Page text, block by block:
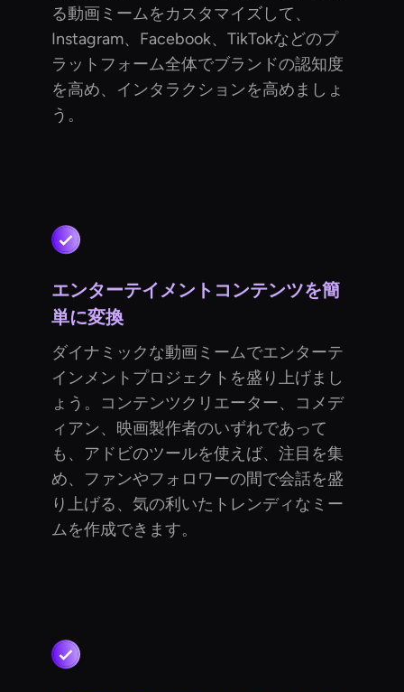
る動画ミームをカスタマイズして、
Instagram、Facebook、TikTokなどのプ
ラットフォーム全体でブランドの認知度
を高め、インタラクションを高めましょ
う。
エンターテイメントコンテンツを簡
単に変換
ダイナミックな動画ミームでエンターテ
インメントプロジェクトを盛り上げまし
ょう。コンテンツクリエーター、コメデ
ィアン、映画製作者のいずれであって
も、アドビのツールを使えば、注目を集
め、ファンやフォロワーの間で会話を盛
り上げる、気の利いたトレンディなミー
ムを作成できます。